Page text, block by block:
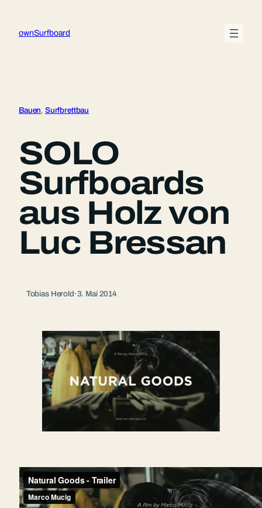
springen
ownSurfboard
Bauen, Surfbrettbau
SOLO
Surfboards
aus Holz von
Luc Bressan
Tobias Herold·3. Mai 2014